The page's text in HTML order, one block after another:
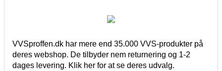
VVSproffen.dk har mere end 35.000 VVS-produkter på
deres webshop. De tilbyder nem returnering og 1-2
dages levering. Klik her for at se deres udvalg.